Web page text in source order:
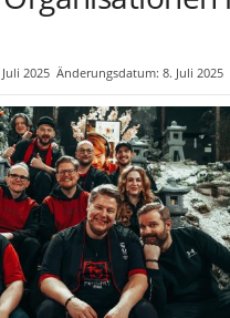
2025 Änderungsdatum: 8. Juli 2025